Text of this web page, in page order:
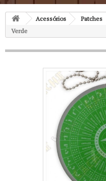
Acessórios Patches
Verde